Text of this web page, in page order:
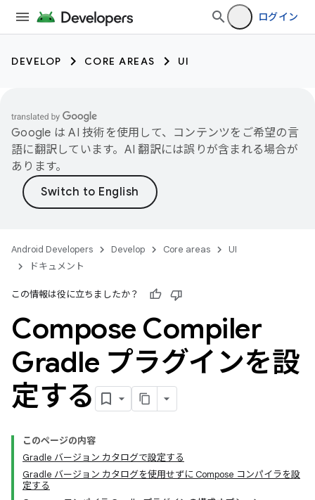
ログイン
DEVELOP CORE AREAS UI
Google は AI 技術を使用して、コンテンツをご希望の言
語に翻訳しています。AI 翻訳には誤りが含まれる場合が
あります。
Android Developers Develop Core areas
UI
ドキュメント
この情報は役に立ちましたか？
Compose Compiler
Gradle プラグインを設
定する
このページの内容
Gradle バージョン カタログで設定する
Gradle バージョン カタログを使用せずに Compose コンパイラを設
定する